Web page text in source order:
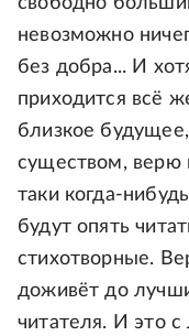
невозможно
без добра... И
приходится всё
близкое
существом, верю
таки когда-
будут опять
стихотворные.
доживёт до
читателя. И это с